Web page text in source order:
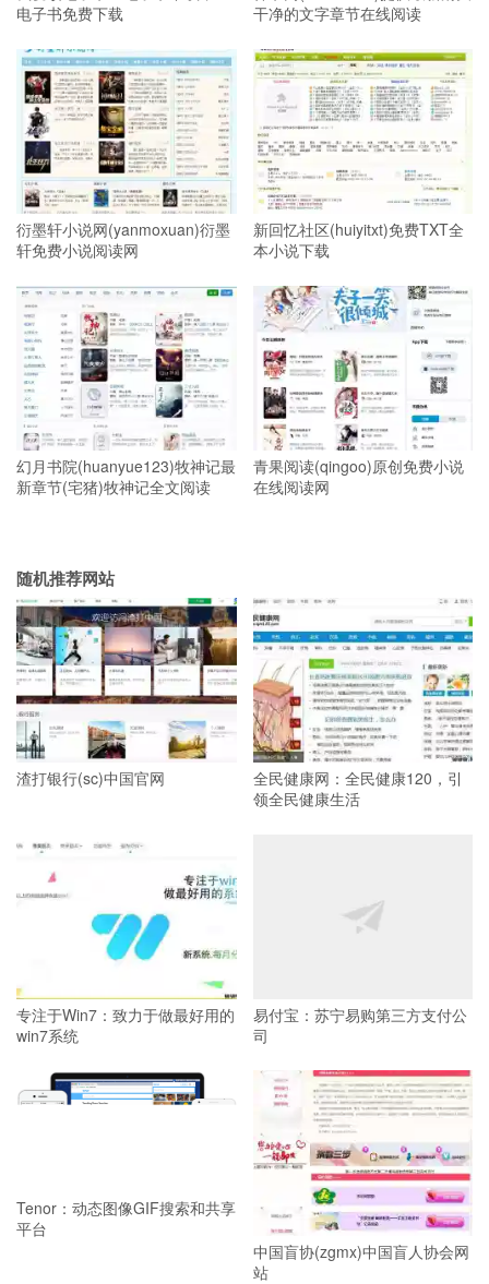
电子书免费下载
干净的文字章节在线阅读
衍墨轩小说网(yanmoxuan)衍墨
轩免费小说阅读网
新回忆社区(huiyitxt)免费TXT全
本小说下载
幻月书院(huanyue123)牧神记最
新章节(宅猪)牧神记全文阅读
青果阅读(qingoo)原创免费小说
在线阅读网
随机推荐网站
渣打银行(sc)中国官网
全民健康网：全民健康120，引
领全民健康生活
专注于Win7：致力于做最好用的
win7系统
易付宝：苏宁易购第三方支付公
司
Tenor：动态图像GIF搜索和共享
平台
中国盲协(zgmx)中国盲人协会网
站